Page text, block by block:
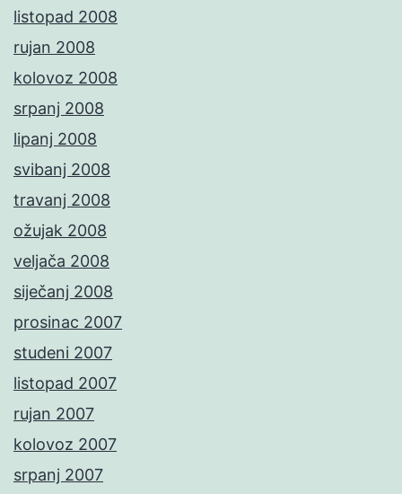
listopad 2008
rujan 2008
kolovoz 2008
srpanj 2008
lipanj 2008
svibanj 2008
travanj 2008
ožujak 2008
veljača 2008
siječanj 2008
prosinac 2007
studeni 2007
listopad 2007
rujan 2007
kolovoz 2007
srpanj 2007